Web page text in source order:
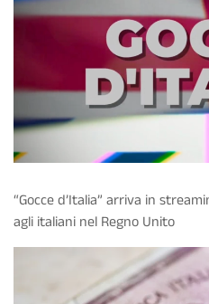
“Gocce d’Italia” arriva in
agli italiani nel Regno Unito